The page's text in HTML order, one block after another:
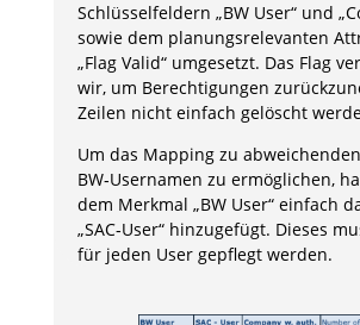
Schlüsselfeldern „BW User“ und
sowie dem planungsrelevanten
„Flag Valid“ umgesetzt. Das Flag
wir, um Berechtigungen
Zeilen nicht einfach gelöscht
Um das Mapping zu abweichenden
BW‑Usernamen zu ermöglichen,
dem Merkmal „BW User“ einfach
„SAC‑User“ hinzugefügt. Dieses
für jeden User gepflegt werden.